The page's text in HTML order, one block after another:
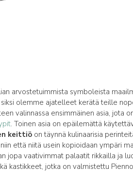
arvostetuimmista symboleista
siksi olemme ajatelleet kerätä teille
valinnassa ensimmäinen asia, jota
. Toinen asia on epäilemättä
keittiö on täynnä kulinaarisia
niin että niitä usein kopioidaan ympäri
jopa vaativimmat palaatit rikkailla ja
kastikkeet, jotka on valmistettu